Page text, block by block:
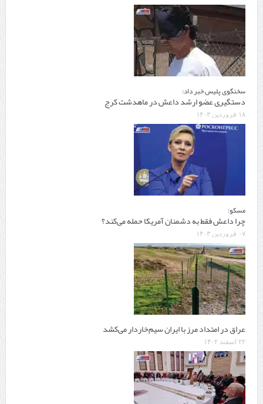
سخنگوی پلیس خبر داد:
دستگیری عضو ارشد داعش در ماهدشت کرج
۱۸ فروردین ۱۴۰۳
مسکو:
چرا داعش فقط به دشمنان آمریکا حمله می‌کند؟
۰۷ فروردین ۱۴۰۳
عراق در امتداد مرز با ایران سیم‌خاردار می‌کشد
۲۲ اسفند ۱۴۰۲